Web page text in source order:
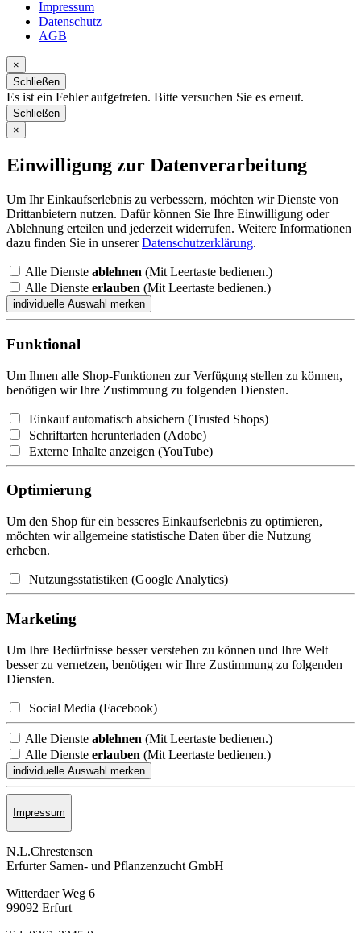
Impressum
Datenschutz
AGB
×
Schließen
Es ist ein Fehler aufgetreten. Bitte versuchen Sie es erneut.
Schließen
×
Einwilligung zur Datenverarbeitung
Um Ihr Einkaufserlebnis zu verbessern, möchten wir Dienste von
Drittanbietern nutzen. Dafür können Sie Ihre Einwilligung oder
Ablehnung erteilen und jederzeit widerrufen. Weitere Informationen
dazu finden Sie in unsererDatenschutzerklärung.
Alle Dienste ablehnen (Mit Leertaste bedienen.)
Alle Dienste erlauben (Mit Leertaste bedienen.)
Funktional
Um Ihnen alle Shop-Funktionen zur Verfügung stellen zu können,
benötigen wir Ihre Zustimmung zu folgenden Diensten.
Einkauf automatisch absichern (Trusted Shops)
Schriftarten herunterladen (Adobe)
Externe Inhalte anzeigen (YouTube)
Optimierung
Um den Shop für ein besseres Einkaufserlebnis zu optimieren,
möchten wir allgemeine statistische Daten über die Nutzung
erheben.
Nutzungsstatistiken (Google Analytics)
Marketing
Um Ihre Bedürfnisse besser verstehen zu können und Ihre Welt
besser zu vernetzen, benötigen wir Ihre Zustimmung zu folgenden
Diensten.
Social Media (Facebook)
Alle Dienste ablehnen (Mit Leertaste bedienen.)
Alle Dienste erlauben (Mit Leertaste bedienen.)
Impressum
N.L.Chrestensen
Erfurter Samen- und Pflanzen­zucht GmbH
Witterdaer Weg 6
99092 Erfurt